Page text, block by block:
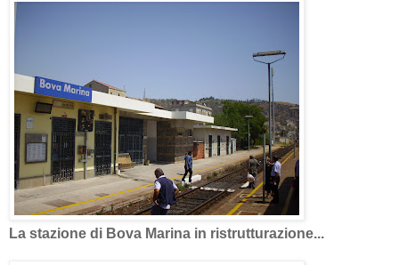
La stazione di Bova Marina in ristrutturazione...